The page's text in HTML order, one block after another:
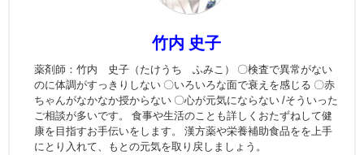
竹内 史子
薬剤師：竹内 史子（たけうち ふみこ） 〇検査で異常がない
のに体調がすっきりしない 〇いろいろな面で衰えを感じる 〇赤
ちゃんがなかなか授からない 〇心が元気にならない /そういった
ご相談が多いです。 食事や生活のことも詳しくおたずねして健
康を目指すお手伝いをします。 漢方薬や栄養補助食品をを上手
にとり入れて、もとの元気を取り戻しましょう。